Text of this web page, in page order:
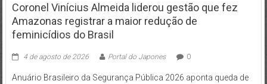
Coronel Vinícius Almeida liderou gestão que fez
Amazonas registrar a maior redução de
feminicídios do Brasil
4 de agosto de 2026 Portal do Japones 0
Anuário Brasileiro da Segurança Pública 2026 aponta queda de